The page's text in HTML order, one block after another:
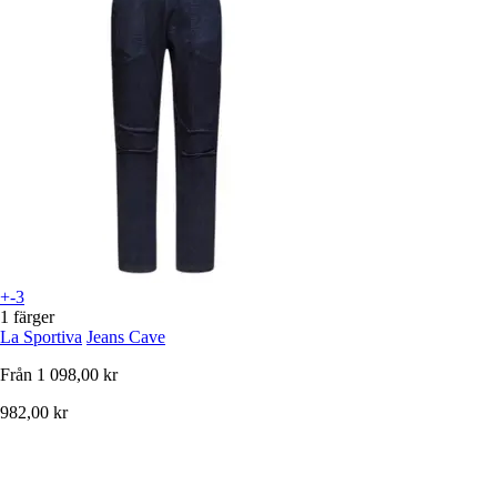
+-3
1 färger
La Sportiva Jeans Cave
Från 1 098,00 kr
982,00 kr